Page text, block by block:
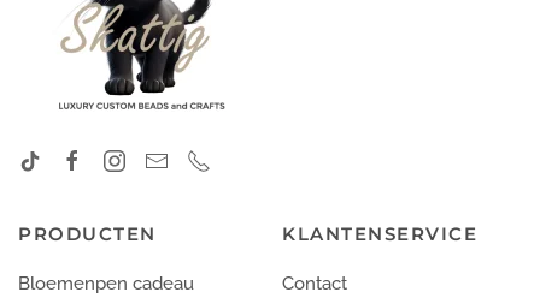
PRODUCTEN
Bloemenpen cadeau
KLANTENSERVICE
Contact